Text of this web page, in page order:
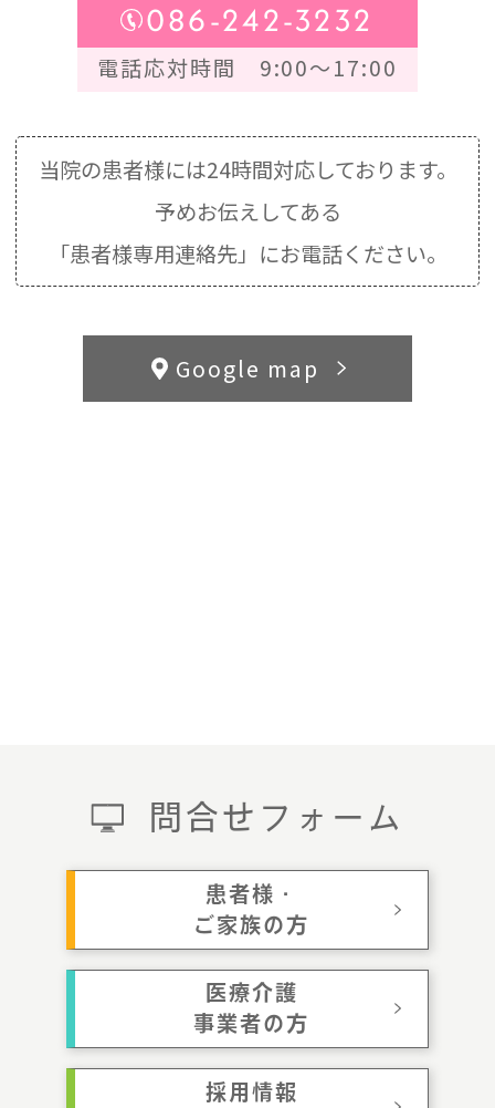
086-242-3232
電話応対時間 9:00～17:00
当院の患者様には24時間対応しております。
予めお伝えしてある
「患者様専用連絡先」にお電話ください。
問合せフォーム
患者様・
ご家族の方
医療介護
事業者の方
採用情報
Google map